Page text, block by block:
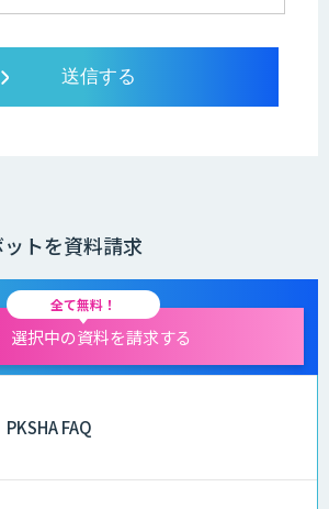
トを資料請求
全て無料！
選択中の資料を請求する
PKSHA FAQ